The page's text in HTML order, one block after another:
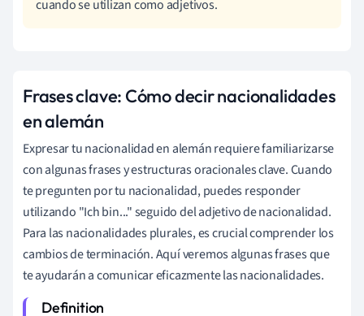
cuando se utilizan como adjetivos.
Frases clave: Cómo decir nacionalidades
en alemán
Expresar tu nacionalidad en alemán requiere familiarizarse
con algunas frases y estructuras oracionales clave. Cuando
te pregunten por tu nacionalidad, puedes responder
utilizando "Ich bin..." seguido del adjetivo de nacionalidad.
Para las nacionalidades plurales, es crucial comprender los
cambios de terminación. Aquí veremos algunas frases que
te ayudarán a comunicar eficazmente las nacionalidades.